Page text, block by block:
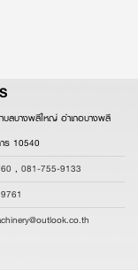
ลบางพลีใหญ่ อำเภอบางพลี
ร 10540
, 081-755-9133